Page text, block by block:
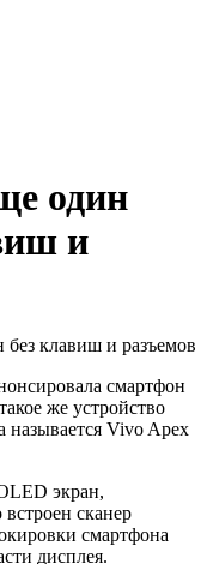
один
и
смартфон
же устройство
называется Vivo Apex
экран,
сканер
смартфона
дисплея.